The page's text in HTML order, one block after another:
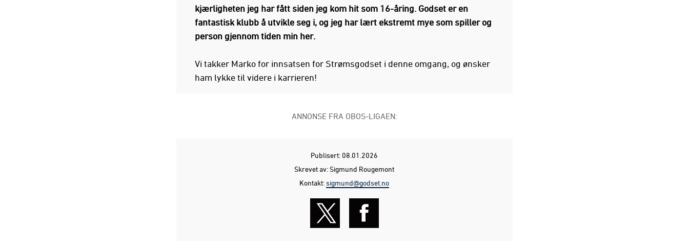
kjærligheten jeg har fått siden jeg kom hit som 16-åring. Godset er en
fantastisk klubb å utvikle seg i, og jeg har lært ekstremt mye som spiller og
person gjennom tiden min her.
Vi takker Marko for innsatsen for Strømsgodset i denne omgang, og ønsker
ham lykke til videre i karrieren!
ANNONSE FRA OBOS-LIGAEN:
Publisert: 08.01.2026
Skrevet av: Sigmund Rougemont
Kontakt:sigmund@godset.no